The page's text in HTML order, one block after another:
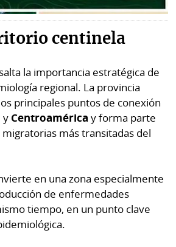
centinela
la importancia estratégica de
regional. La provincia
principales puntos de conexión
y Centroaméricay forma parte
más transitadas del
en una zona especialmente
de enfermedades
tiempo, en un punto clave